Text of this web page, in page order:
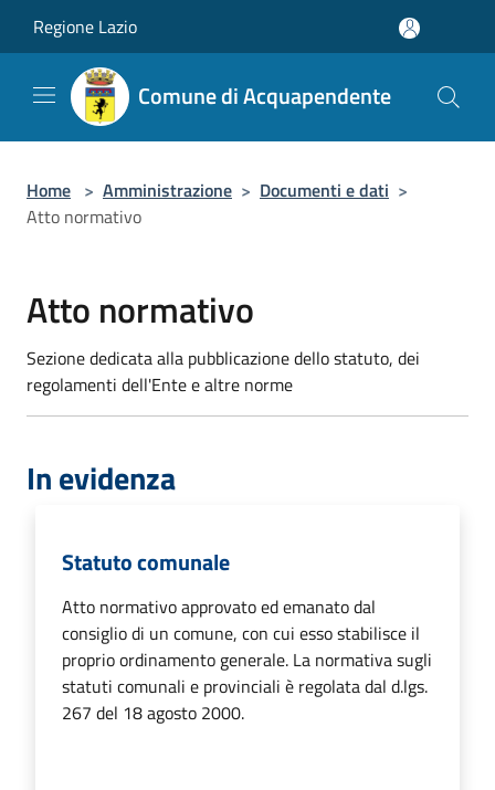
Regione Lazio
Comune di Acquapendente
Home > Amministrazione > Documenti e dati >
Atto normativo
Atto normativo
Sezione dedicata alla pubblicazione dello statuto, dei
regolamenti dell'Ente e altre norme
In evidenza
Statuto comunale
Atto normativo approvato ed emanato dal
consiglio di un comune, con cui esso stabilisce il
proprio ordinamento generale. La normativa sugli
statuti comunali e provinciali è regolata dal d.lgs.
267 del 18 agosto 2000.